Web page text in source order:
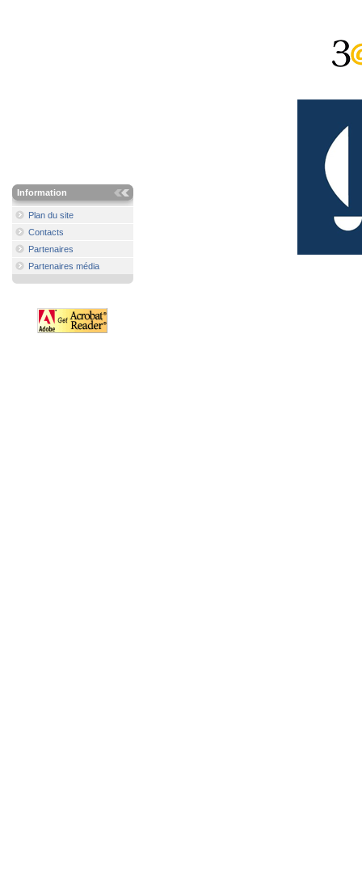
Information
Plan du site
Contacts
Partenaires
Partenaires média